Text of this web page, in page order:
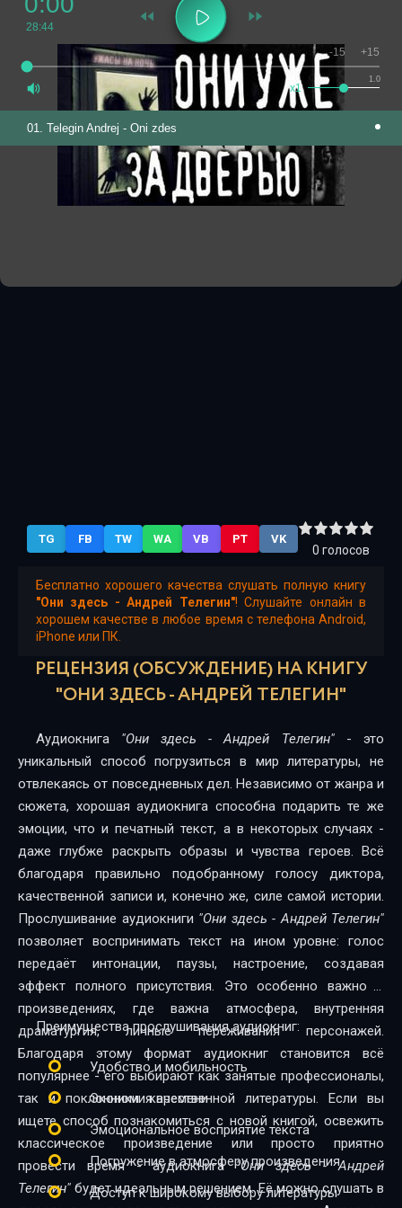
28:44
1.0
x1
-15 +15
01. Telegin Andrej - Oni zdes
TG FB TW WA VB PT VK
0 голосов
Бесплатно хорошего качества слушать полную книгу
"Они здесь - Андрей Телегин"! Слушайте онлайн в
хорошем качестве в любое время с телефона Android,
iPhone или ПК.
РЕЦЕНЗИЯ (ОБСУЖДЕНИЕ) НА КНИГУ
"ОНИ ЗДЕСЬ - АНДРЕЙ ТЕЛЕГИН"
Аудиокнига "Они здесь - Андрей Телегин"- это
уникальный способ погрузиться в мир литературы, не
отвлекаясь от повседневных дел. Независимо от жанра и
сюжета, хорошая аудиокнига способна подарить те же
эмоции, что и печатный текст, а в некоторых случаях -
даже глубже раскрыть образы и чувства героев. Всё
благодаря правильно подобранному голосу диктора,
качественной записи и, конечно же, силе самой истории.
Прослушивание аудиокниги "Они здесь - Андрей Телегин"
позволяет воспринимать текст на ином уровне: голос
передаёт интонации, паузы, настроение, создавая
эффект полного присутствия. Это особенно важно в
произведениях, где важна атмосфера, внутренняя
драматургия, личные переживания персонажей.
Благодаря этому формат аудиокниг становится всё
популярнее - его выбирают как занятые профессионалы,
так и поклонники качественной литературы. Если вы
ищете способ познакомиться с новой книгой, освежить
классическое произведение или просто приятно
провести время - аудиокнига"Они здесь - Андрей
Телегин" будет идеальным решением. Её можно слушать в
Преимущества прослушивания аудиокниг:
Удобство и мобильность
Экономия времени
Эмоциональное восприятие текста
Погружение в атмосферу произведения
Доступ к широкому выбору литературы